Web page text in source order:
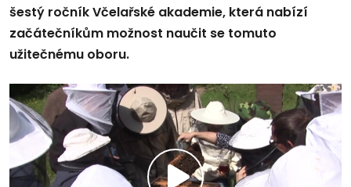
šestý ročník Včelařské akademie, která nabízí
začátečníkům možnost naučit se tomuto
užitečnému oboru.